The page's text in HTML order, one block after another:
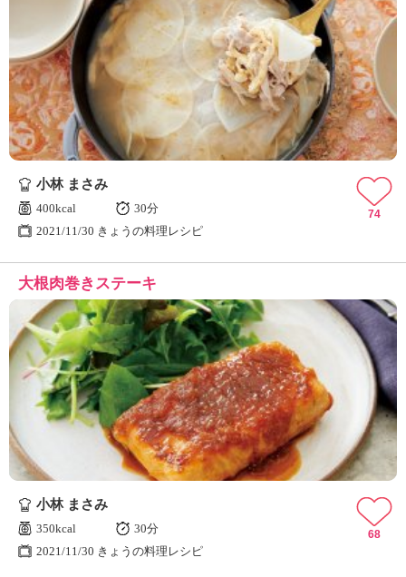
小林 まさみ
400kcal
30分
2021/11/30 きょうの料理レシピ
74
大根肉巻きステーキ
小林 まさみ
350kcal
30分
2021/11/30 きょうの料理レシピ
68